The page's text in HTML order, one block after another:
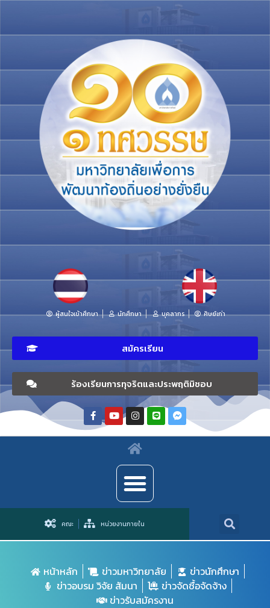
ผู้สนใจเข้าศึกษา นักศึกษา บุคลากร ศิษย์เก่า
สมัครเรียน
ร้องเรียนการทุจริตและประพฤติมิชอบ
คณะ หน่วยงานภายใน
หน้าหลัก ข่าวมหาวิทยาลัย
ข่าวนักศึกษา
ข่าวอบรม วิจัย สัมนา
ข่าวจัดซื้อจัดจ้าง
ข่าวรับสมัครงาน